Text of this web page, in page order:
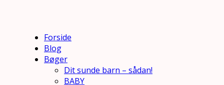
Forside
Blog
Bøger
Dit sunde barn – sådan!
BABY